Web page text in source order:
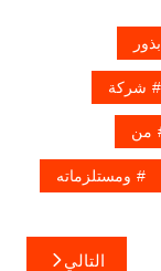
بذور
شركة
من
ومستلزماته
التالي